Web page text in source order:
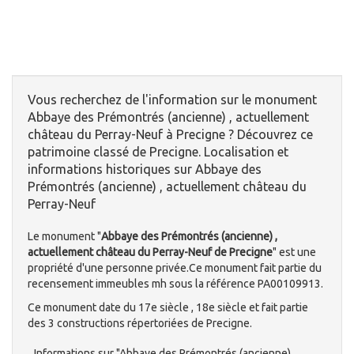
Vous recherchez de l'information sur le monument
Abbaye des Prémontrés (ancienne) , actuellement
château du Perray-Neuf à Precigne ? Découvrez ce
patrimoine classé de Precigne. Localisation et
informations historiques sur Abbaye des
Prémontrés (ancienne) , actuellement château du
Perray-Neuf
Le monument "Abbaye des Prémontrés (ancienne) ,
actuellement château du Perray-Neuf de Precigne" est une
propriété d'une personne privée.Ce monument fait partie du
recensement immeubles mh sous la référence PA00109913.
Ce monument date du 17e siècle , 18e siècle et fait partie
des 3 constructions répertoriées de Precigne.